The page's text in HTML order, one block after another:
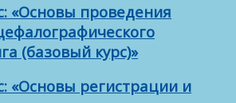
«Основы проведения
(базовый курс)»
«Основы регистрации и